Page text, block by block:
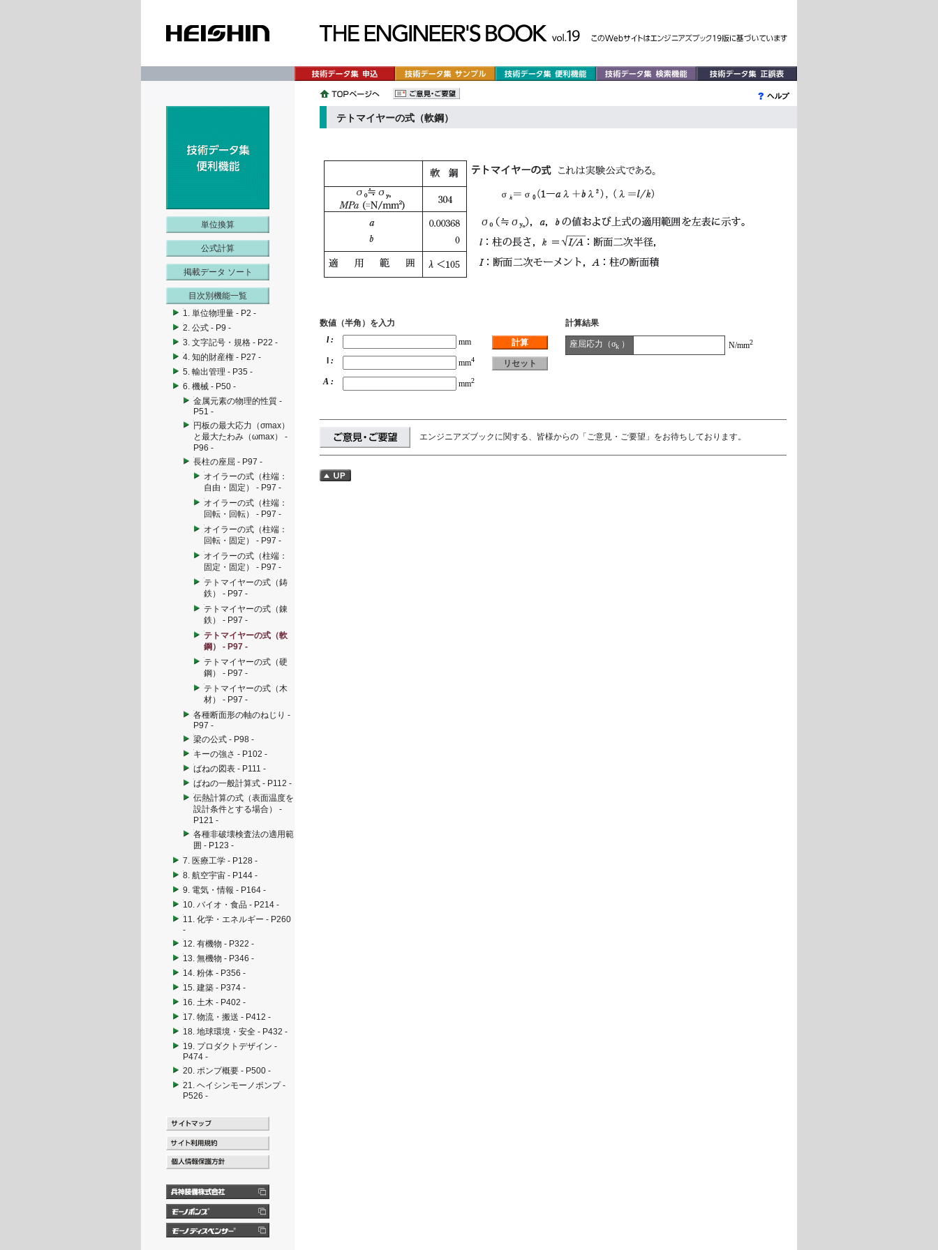
単位換算
公式計算
掲載データ ソート
目次別機能一覧
1. 単位物理量 - P2 -
2. 公式 - P9 -
3. 文字記号・規格 - P22 -
4. 知的財産権 - P27 -
5. 輸出管理 - P35 -
6. 機械 - P50 -
金属元素の物理的性質 -
P51 -
円板の最大応力（σmax）
と最大たわみ（ωmax） -
P96 -
長柱の座屈 - P97 -
オイラーの式（柱端：
自由・固定） - P97 -
オイラーの式（柱端：
回転・回転） - P97 -
オイラーの式（柱端：
回転・固定） - P97 -
オイラーの式（柱端：
固定・固定） - P97 -
テトマイヤーの式（鋳
鉄） - P97 -
テトマイヤーの式（錬
鉄） - P97 -
テトマイヤーの式（軟
鋼） - P97 -
テトマイヤーの式（硬
鋼） - P97 -
テトマイヤーの式（木
材） - P97 -
各種断面形の軸のねじり -
P97 -
梁の公式 - P98 -
キーの強さ - P102 -
ばねの図表 - P111 -
ばねの一般計算式 - P112 -
伝熱計算の式（表面温度を
設計条件とする場合） -
P121 -
各種非破壊検査法の適用範
囲 - P123 -
7. 医療工学 - P128 -
8. 航空宇宙 - P144 -
9. 電気・情報 - P164 -
10. バイオ・食品 - P214 -
11. 化学・エネルギー - P260
-
12. 有機物 - P322 -
13. 無機物 - P346 -
14. 粉体 - P356 -
15. 建築 - P374 -
16. 土木 - P402 -
17. 物流・搬送 - P412 -
18. 地球環境・安全 - P432 -
19. プロダクトデザイン -
P474 -
20. ポンプ概要 - P500 -
21. ヘイシンモーノポンプ -
P526 -
テトマイヤーの式（軟鋼）
数値（半角）を入力
l :
mm
: mm4
A : mm2
計算結果
座屈応力（σk ） N/mm2
エンジニアズブックに関する、皆様からの「ご意見・ご要望」をお待ちしております。